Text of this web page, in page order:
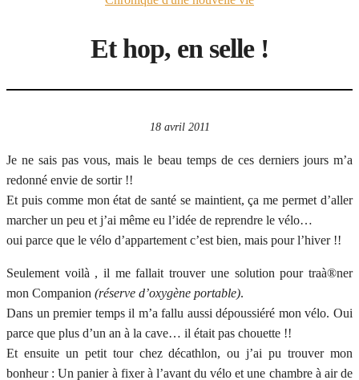
Et hop, en selle !
18 avril 2011
Je ne sais pas vous, mais le beau temps de ces derniers jours m’a
redonné envie de sortir !!
Et puis comme mon état de santé se maintient, ça me permet d’aller
marcher un peu et j’ai même eu l’idée de reprendre le vélo…
oui parce que le vélo d’appartement c’est bien, mais pour l’hiver !!
Seulement voilà , il me fallait trouver une solution pour traà®ner
mon Companion (réserve d’oxygène portable).
Dans un premier temps il m’a fallu aussi dépoussiéré mon vélo. Oui
parce que plus d’un an à la cave… il était pas chouette !!
Et ensuite un petit tour chez décathlon, ou j’ai pu trouver mon
bonheur : Un panier à fixer à l’avant du vélo et une chambre à air de